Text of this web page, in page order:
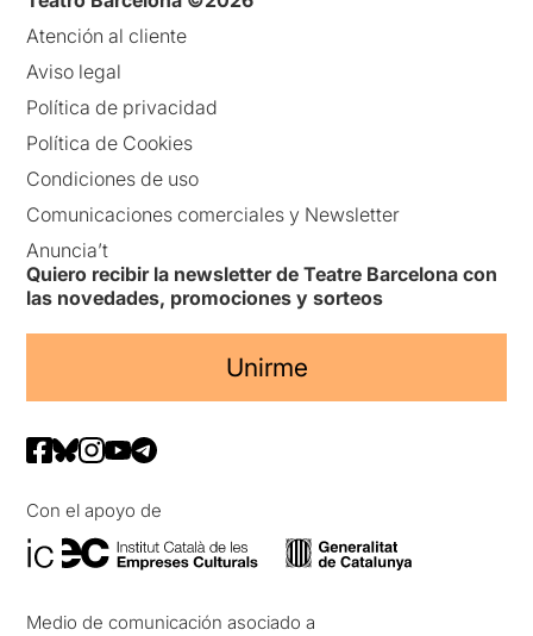
Atención al cliente
Aviso legal
Política de privacidad
Política de Cookies
Condiciones de uso
Comunicaciones comerciales y Newsletter
Anuncia’t
Quiero recibir la newsletter de Teatre Barcelona con
las novedades, promociones y sorteos
Unirme
Con el apoyo de
Medio de comunicación asociado a